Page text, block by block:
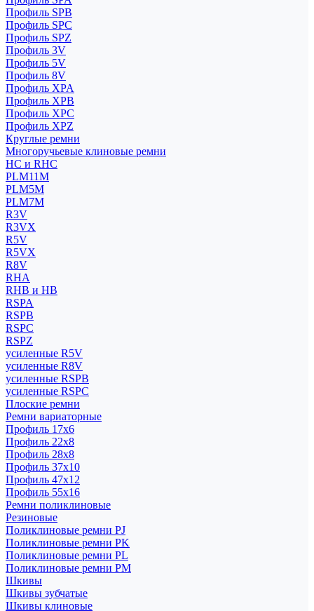
Профиль SPB
Профиль SPC
Профиль SPZ
Профиль 3V
Профиль 5V
Профиль 8V
Профиль XPA
Профиль XPB
Профиль XPC
Профиль XPZ
Круглые ремни
Многоручьевые клиновые ремни
HC и RHC
PLM11M
PLM5M
PLM7M
R3V
R3VX
R5V
R5VX
R8V
RHA
RHB и HB
RSPA
RSPB
RSPC
RSPZ
усиленные R5V
усиленные R8V
усиленные RSPB
усиленные RSPC
Плоские ремни
Ремни вариаторные
Профиль 17x6
Профиль 22x8
Профиль 28x8
Профиль 37x10
Профиль 47x12
Профиль 55x16
Ремни поликлиновые
Резиновые
Поликлиновые ремни PJ
Поликлиновые ремни PK
Поликлиновые ремни PL
Поликлиновые ремни PM
Шкивы
Шкивы зубчатые
Шкивы клиновые